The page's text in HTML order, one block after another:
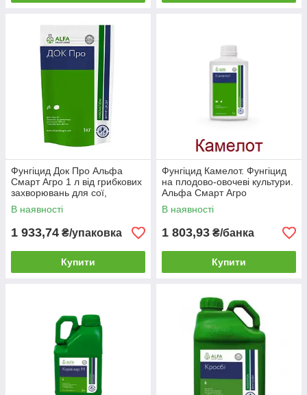
Фунгіцид Док Про Альфа
Смарт Агро 1 л від грибкових
захворювань для сої,
картоплі, томатів та
винограду
В наявності
1 933,74 ₴/упаковка
Купити
Фунгіцид Камелот. Фунгіцид
на плодово-овочеві культури.
Альфа Смарт Агро
В наявності
1 803,93 ₴/банка
Купити